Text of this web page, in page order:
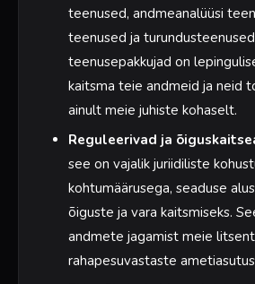
teenused, andmeanalüüsi
teenused ja
teenusepakkujad on
kaitsma teie andmeid ja neid
ainult meie juhiste kohaselt.
Reguleerivad ja
see on vajalik juriidiliste
kohtumäärusega, seaduse
õiguste ja vara kaitsmiseks.
andmete jagamist meie
rahapesuvastaste